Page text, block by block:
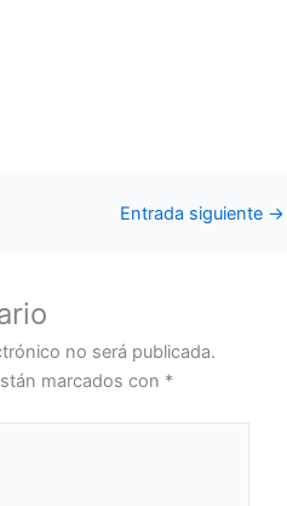
Entrada siguiente →
no será publicada.
marcados con *